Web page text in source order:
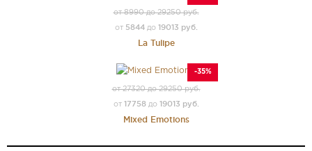
от 8990 до 29250 руб.
от 5844до 19013 руб.
La Tulipe
-35%
от 27320 до 29250 руб.
от 17758до 19013 руб.
Mixed Emotions